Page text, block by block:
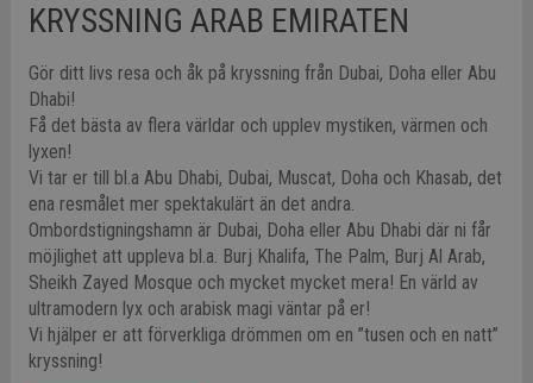
KRYSSNING ARAB EMIRATEN
Gör ditt livs resa och åk på kryssning från Dubai, Doha eller Abu
Dhabi!
Få det bästa av flera världar och upplev mystiken, värmen och
lyxen!
Vi tar er till bl.a Abu Dhabi, Dubai, Muscat, Doha och Khasab, det
ena resmålet mer spektakulärt än det andra.
Ombordstigningshamn är Dubai, Doha eller Abu Dhabi där ni får
möjlighet att uppleva bl.a. Burj Khalifa, The Palm, Burj Al Arab,
Sheikh Zayed Mosque och mycket mycket mera! En värld av
ultramodern lyx och arabisk magi väntar på er!
Vi hjälper er att förverkliga drömmen om en ”tusen och en natt”
kryssning!